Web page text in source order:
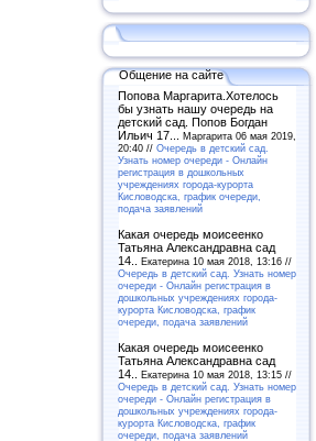
Общение на сайте
Попова Маргарита.Хотелось
бы узнать нашу очередь на
детский сад. Попов Богдан
Ильич 17... Маргарита 06 мая 2019,
20:40 // Очередь в детский сад.
Узнать номер очереди - Онлайн
регистрация в дошкольных
учреждениях города-курорта
Кисловодска, график очереди,
подача заявлений
Какая очередь моисеенко
Татьяна Александравна сад
14.. Екатерина 10 мая 2018, 13:16 //
Очередь в детский сад. Узнать номер
очереди - Онлайн регистрация в
дошкольных учреждениях города-
курорта Кисловодска, график
очереди, подача заявлений
Какая очередь моисеенко
Татьяна Александравна сад
14.. Екатерина 10 мая 2018, 13:15 //
Очередь в детский сад. Узнать номер
очереди - Онлайн регистрация в
дошкольных учреждениях города-
курорта Кисловодска, график
очереди, подача заявлений